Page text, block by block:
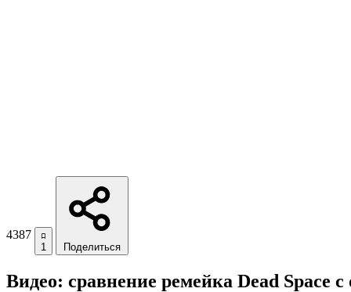
4387
1 Поделиться
Видео: сравнение ремейка Dead Space